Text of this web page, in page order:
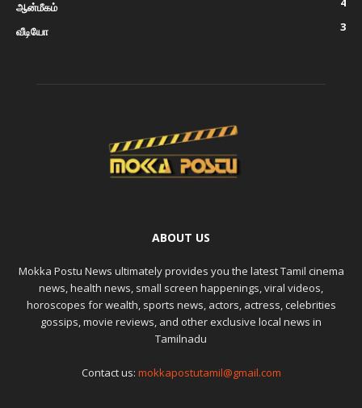
ஆன்மீகம்
வீடியோ
3
ABOUT US
Mokka Postu News ultimately provides you the latest Tamil cinema
news, health news, small screen happenings, viral videos,
horoscopes for wealth, sports news, actors, actress, celebrities
gossips, movie reviews, and other exclusive local news in
Tamilnadu
Contact us: mokkapostutamil@gmail.com